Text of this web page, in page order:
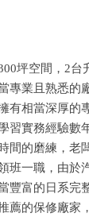
坪空間，2台
專業且熟悉的
有相當深厚的
習實務經驗數
間的磨練，老
班一職，由於
豐富的日系完
薦的保修廠家